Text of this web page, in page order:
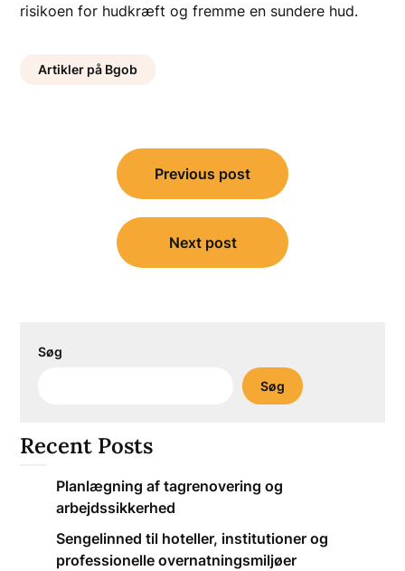
risikoen for hudkræft og fremme en sundere hud.
Artikler på Bgob
Indlægsnavigation
Previous post
Next post
Søg
Søg
Recent Posts
Planlægning af tagrenovering og
arbejdssikkerhed
Sengelinned til hoteller, institutioner og
professionelle overnatningsmiljøer